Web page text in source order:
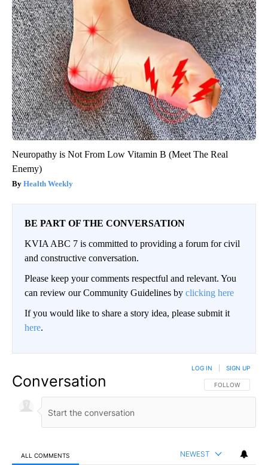
Neuropathy is Not From Low Vitamin B (Meet The Real
Enemy)
Health Weekly
BE PART OF THE CONVERSATION
KVIA ABC 7 is committed to providing a forum for civil
and constructive conversation.
Please keep your comments respectful and relevant. You
can review our Community Guidelines by clicking here
If you would like to share a story idea, please submit it
here.
Conversation FOLLOW THIS
FOLLOW
LOG IN SIGN UP
ALL COMMENTS NEWEST